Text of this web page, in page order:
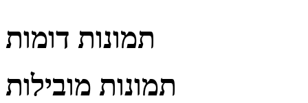
תמונות דומות
תמונות מובילות